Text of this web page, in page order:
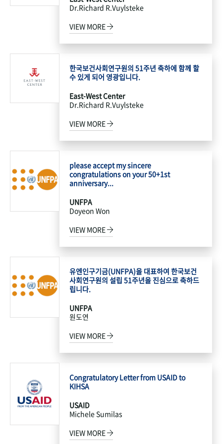
Dr.Richard R.Vuylsteke
VIEW MORE
한국보건사회연구원의 51주년 축하에 함께 할
수 있게 되어 영광입니다.
East-West Center
Dr.Richard R.Vuylsteke
VIEW MORE
please accept my sincere
congratulations on your 50+1st
anniversary...
UNFPA
Doyeon Won
VIEW MORE
유엔인구기금(UNFPA)을 대표하여 한국보건
사회연구원의 설립 51주년을 진심으로 축하드
립니다.
UNFPA
원도연
VIEW MORE
Congratulatory Letter from USAID to
KIHSA
USAID
Michele Sumilas
VIEW MORE